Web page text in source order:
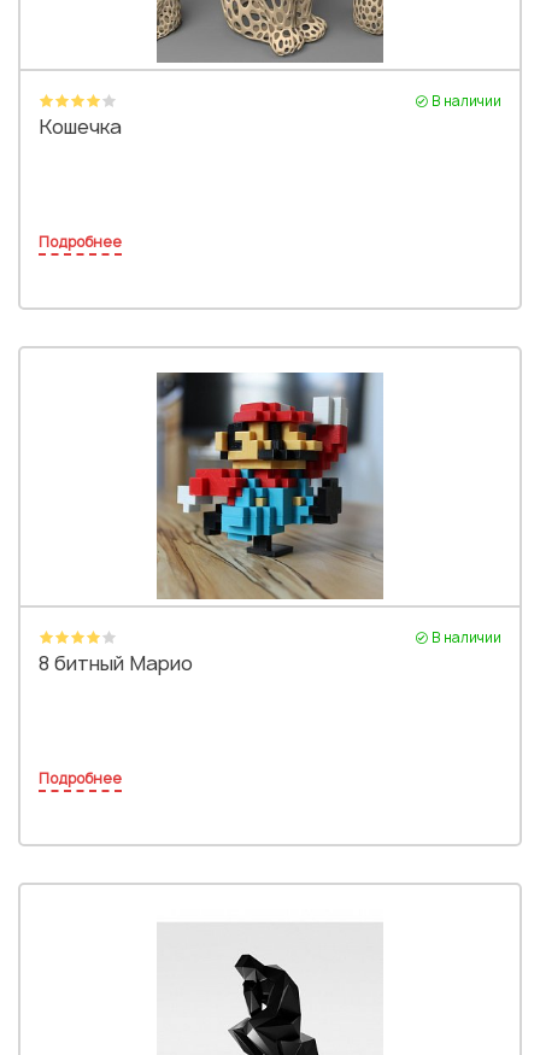
В наличии
Кошечка
Подробнее
В наличии
8 битный Марио
Подробнее